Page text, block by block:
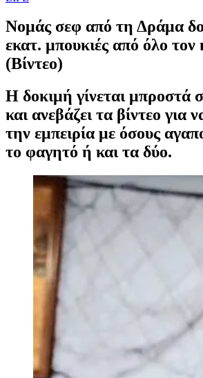
Νομάς σεφ από τη Δράμα
εκατ. μπουκιές από όλο τον
(Βίντεο)
Η δοκιμή γίνεται μπροστά
και ανεβάζει τα βίντεο για
την εμπειρία με όσους
το φαγητό ή και τα δύο.